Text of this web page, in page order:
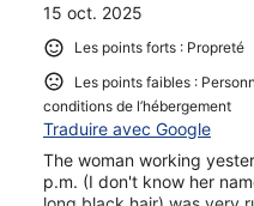
15 oct. 2025
Les points forts : Propreté
Les points faibles :
conditions de l’hébergement
Traduire avec Google
The woman working
p.m. (I don't know her